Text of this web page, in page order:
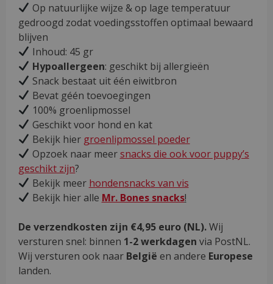
Op natuurlijke wijze & op lage temperatuur
gedroogd zodat voedingsstoffen optimaal bewaard
blijven
Inhoud: 45 gr
Hypoallergeen: geschikt bij allergieën
Snack bestaat uit één eiwitbron
Bevat géén toevoegingen
100% groenlipmossel
Geschikt voor hond en kat
Bekijk hier groenlipmossel poeder
Opzoek naar meersnacks die ook voor puppy’s
geschikt zijn?
Bekijk meer hondensnacks van vis
Bekijk hier alle Mr. Bones snacks!
De verzendkosten zijn €4,95 euro (NL).Wij
versturen snel: binnen 1-2 werkdagen via PostNL.
Wij versturen ook naar België en andere Europese
landen.